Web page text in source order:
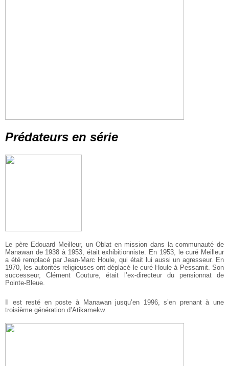
Prédateurs en série
Le père Edouard Meilleur, un Oblat en mission dans la communauté de
Manawan de 1938 à 1953, était exhibitionniste. En 1953, le curé Meilleur
a été remplacé par Jean-Marc Houle, qui était lui aussi un agresseur. En
1970, les autorités religieuses ont déplacé le curé Houle à Pessamit. Son
successeur, Clément Couture, était l’ex-directeur du pensionnat de
Pointe-Bleue.
Il est resté en poste à Manawan jusqu’en 1996, s’en prenant à une
troisième génération d’Atikamekw.